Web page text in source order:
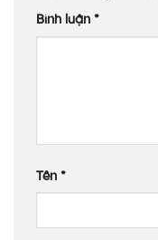
Bình luận *
Tên *